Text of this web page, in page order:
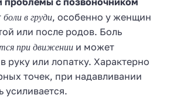
боли в груди, особенно у женщин
или после родов. Боль
при движении и может
руку или лопатку. Характерно
точек, при надавливании
усиливается.